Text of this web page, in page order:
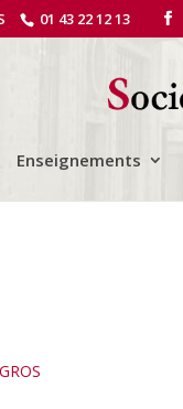
01 43 22 12 13
Enseignements